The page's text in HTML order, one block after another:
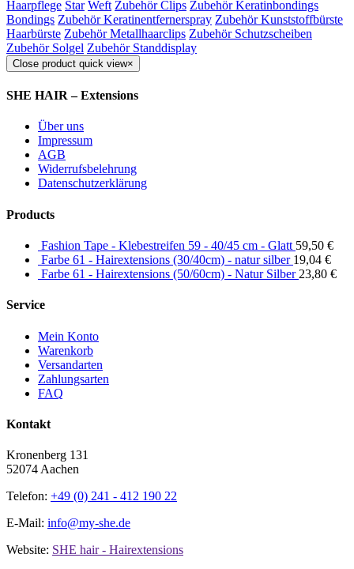
Haarpflege Star Weft Zubehör Clips Zubehör Keratinbondings
Bondings Zubehör Keratinentfernerspray Zubehör Kunststoffbürste
Haarbürste Zubehör Metallhaarclips Zubehör Schutzscheiben
Zubehör Solgel Zubehör Standdisplay
Close product quick view×
SHE HAIR – Extensions
Über uns
Impressum
AGB
Widerrufsbelehrung
Datenschutzerklärung
Products
Fashion Tape - Klebestreifen 59 - 40/45 cm - Glatt 59,50 €
Farbe 61 - Hairextensions (30/40cm) - natur silber 19,04 €
Farbe 61 - Hairextensions (50/60cm) - Natur Silber 23,80 €
Service
Mein Konto
Warenkorb
Versandarten
Zahlungsarten
FAQ
Kontakt
Kronenberg 131
52074 Aachen
Telefon: +49 (0) 241 - 412 190 22
E-Mail: info@my-she.de
Website: SHE hair - Hairextensions